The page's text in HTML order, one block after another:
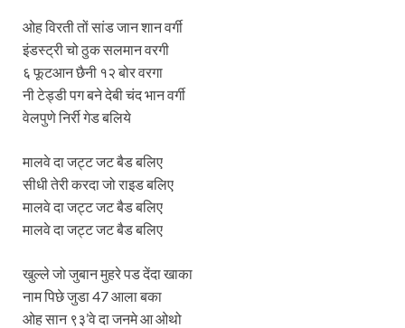
ओह विरती तों सांड जान शान वर्गी
इंडस्ट्री चो ठुक सलमान वरगी
६ फूटआन छैनी १२ बोर वरगा
नी टेड्डी पग बने देबी चंद भान वर्गी
वेलपुणे निर्री गेड बलिये
मालवे दा जट्ट जट बैड बलिए
सीधी तेरी करदा जो राइड बलिए
मालवे दा जट्ट जट बैड बलिए
मालवे दा जट्ट जट बैड बलिए
खुल्ले जो जुबान मुहरे पड देंदा खाका
नाम पिछे जुडा 47 आला बका
ओह सान ९३’वे दा जनमे आ ओथो